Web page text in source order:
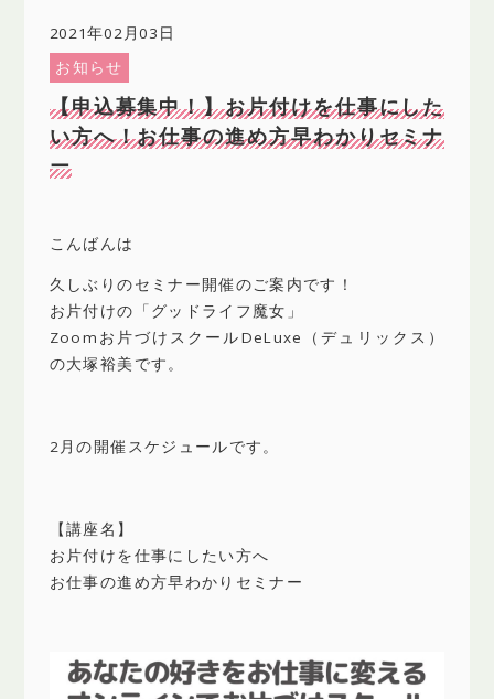
2021年02月03日
お知らせ
【申込募集中！】お片付けを仕事にした
い方へ！お仕事の進め方早わかりセミナ
ー
こんばんは
久しぶりのセミナー開催のご案内です！
お片付けの「グッドライフ魔女」
Zoomお片づけスクールDeLuxe（デュリックス）
の大塚裕美です。
2月の開催スケジュールです。
【講座名】
お片付けを仕事にしたい方へ
お仕事の進め方早わかりセミナー